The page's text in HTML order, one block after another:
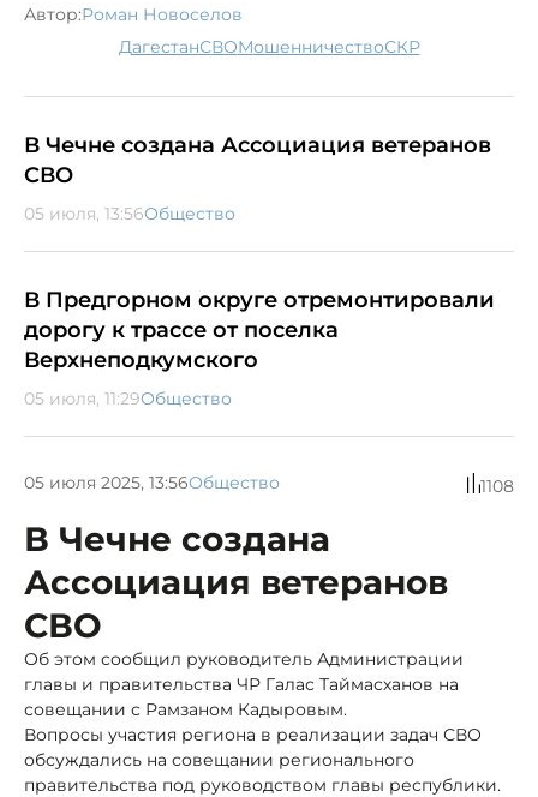
Автор:Роман Новоселов
Дагестан СВО мошенничество СКР
В Чечне создана Ассоциация ветеранов
СВО
05 июля, 13:56Общество
В Предгорном округе отремонтировали
дорогу к трассе от поселка
Верхнеподкумского
05 июля, 11:29Общество
05 июля 2025, 13:56Общество 1108
В Чечне создана
Ассоциация ветеранов
СВО
Об этом сообщил руководитель Администрации
главы и правительства ЧР Галас Таймасханов на
совещании с Рамзаном Кадыровым.
Вопросы участия региона в реализации задач СВО
обсуждались на совещании регионального
правительства под руководством главы республики.